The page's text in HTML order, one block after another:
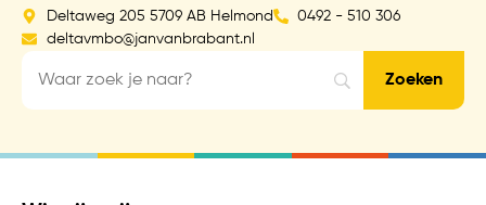
Deltaweg 205 5709 AB Helmond
0492 - 510 306
deltavmbo@janvanbrabant.nl